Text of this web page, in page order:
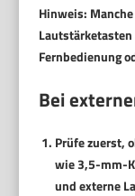
Hinweis:
Fernbedienung
Bei
Prüfe zuerst,
wie 3,5-mm-
und externe